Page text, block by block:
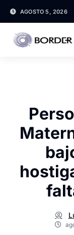
AGOSTO 5, 2026